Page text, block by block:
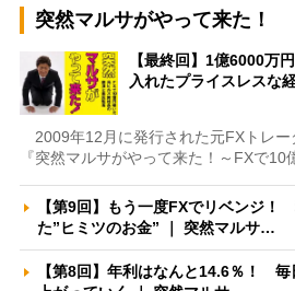
突然マルサがやって来た！
【最終回】1億6000万
入れたプライスレスな
2009年12月に発行された元FXトレー
『突然マルサがやって来た！～FXで10
【第9回】もう一度FXでリベンジ
た”ヒミツのお金” ｜ 突然マルサ…
【第8回】年利はなんと14.6％！